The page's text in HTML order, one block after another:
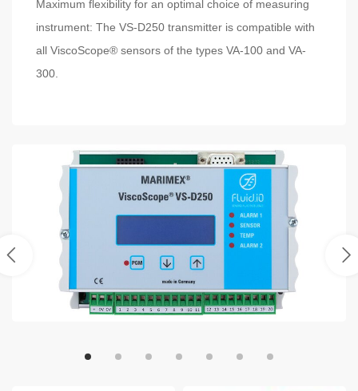
Maximum flexibility for an optimal choice of measuring
instrument: The VS-D250 transmitter is compatible with
all ViscoScope® sensors of the types VA-100 and VA-
300.